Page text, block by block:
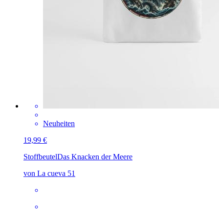
Neuheiten
19,99 €
StoffbeutelDas Knacken der Meere
von La cueva 51